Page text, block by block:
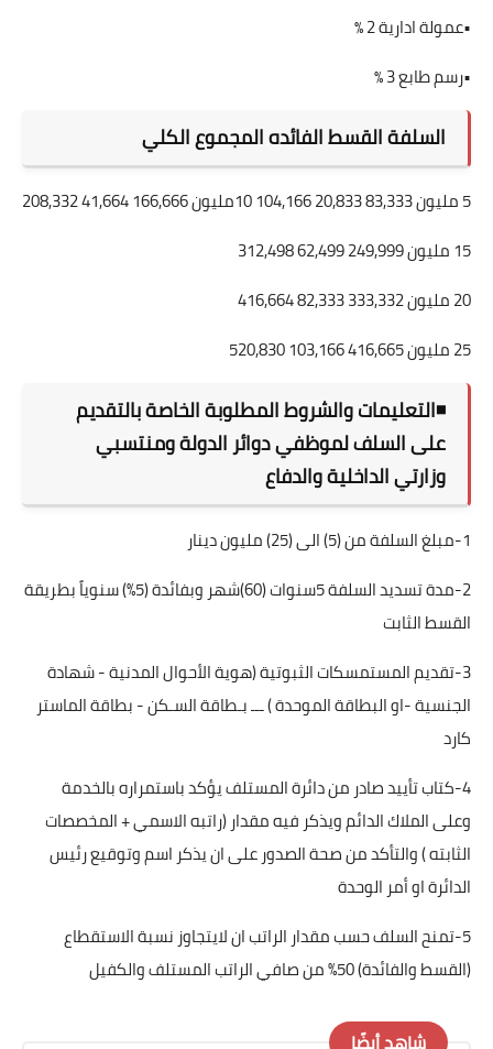
•عمولة ادارية 2 ٪
•رسم طابع 3 ٪
السلفة القسط الفائده المجموع الكلي
5 مليون 83,333 20,833 104,166 10مليون 166,666 41,664 208,332
15 مليون 249,999 62,499 312,498
20 مليون 333,332 82,333 416,664
25 مليون 416,665 103,166 520,830
◾التعليمات والشروط المطلوبة الخاصة بالتقديم
على السلف لموظفي دوائر الدولة ومنتسبي
وزارتي الداخلية والدفاع
1-مبلغ السلفة من (5) الى (25) مليون دينار
2-مدة تسديد السلفة 5سنوات (60)شهر وبفائدة (5%) سنوياً بطريقة
القسط الثابت
3-تقديم المستمسكات الثبوتية (هوية الأحوال المدنية - شهادة
الجنسية -او البطاقة الموحدة ) ـــ بـطاقة السـكن - بطاقة الماستر
كارد
4-كتاب تأييد صادر من دائرة المستلف يؤكد باستمراره بالخدمة
وعلى الملاك الدائم ويذكر فيه مقدار (راتبه الاسمي + المخصصات
الثابته ) والتأكد من صحة الصدور على ان يذكر اسم وتوقيع رئيس
الدائرة او أمر الوحدة
5-تمنح السلف حسب مقدار الراتب ان لايتجاوز نسبة الاستقطاع
(القسط والفائدة) 50% من صافي الراتب المستلف والكفيل
شاهد أيضًا